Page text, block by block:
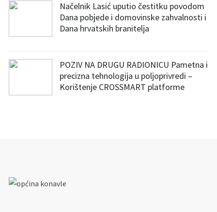
Načelnik Lasić uputio čestitku povodom
Dana pobjede i domovinske zahvalnosti i
Dana hrvatskih branitelja
POZIV NA DRUGU RADIONICU Pametna i
precizna tehnologija u poljoprivredi –
Korištenje CROSSMART platforme